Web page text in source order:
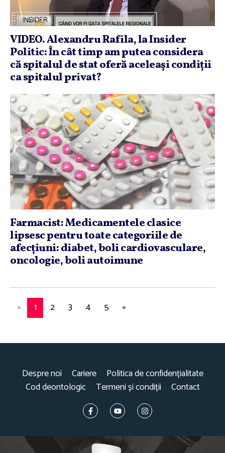
VIDEO. Alexandru Rafila, la Insider
Politic: În cât timp am putea considera
că spitalul de stat oferă aceleaşi condiţii
ca spitalul privat?
Farmacist: Medicamentele clasice
lipsesc pentru toate categoriile de
afecţiuni: diabet, boli cardiovasculare,
oncologie, boli autoimune
« 1 2 3 4 5 »
Despre noi Cariere
Politica de confidențialitate
Cod deontologic
Termeni și condiții Contact